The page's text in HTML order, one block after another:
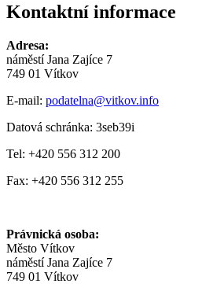
Kontaktní informace
Adresa:
náměstí Jana Zajíce 7
749 01 Vítkov
E-mail: podatelna@vitkov.info
Datová schránka: 3seb39i
Tel: +420 556 312 200
Fax: +420 556 312 255
Právnická osoba:
Město Vítkov
náměstí Jana Zajíce 7
749 01 Vítkov